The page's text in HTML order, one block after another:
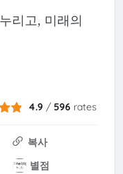
리고, 미래의
4.9 /596 rates
복사
별점